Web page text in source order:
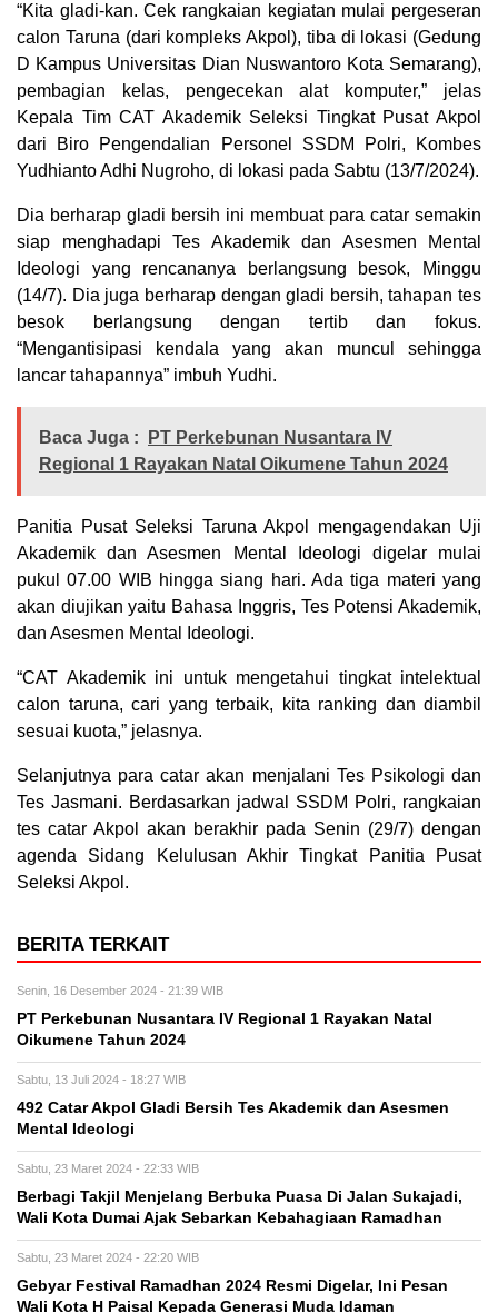
“Kita gladi-kan. Cek rangkaian kegiatan mulai pergeseran
calon Taruna (dari kompleks Akpol), tiba di lokasi (Gedung
D Kampus Universitas Dian Nuswantoro Kota Semarang),
pembagian kelas, pengecekan alat komputer,” jelas
Kepala Tim CAT Akademik Seleksi Tingkat Pusat Akpol
dari Biro Pengendalian Personel SSDM Polri, Kombes
Yudhianto Adhi Nugroho, di lokasi pada Sabtu (13/7/2024).
Dia berharap gladi bersih ini membuat para catar semakin
siap menghadapi Tes Akademik dan Asesmen Mental
Ideologi yang rencananya berlangsung besok, Minggu
(14/7). Dia juga berharap dengan gladi bersih, tahapan tes
besok berlangsung dengan tertib dan fokus.
“Mengantisipasi kendala yang akan muncul sehingga
lancar tahapannya” imbuh Yudhi.
Baca Juga :
PT Perkebunan Nusantara IV
Regional 1 Rayakan Natal Oikumene Tahun 2024
Panitia Pusat Seleksi Taruna Akpol mengagendakan Uji
Akademik dan Asesmen Mental Ideologi digelar mulai
pukul 07.00 WIB hingga siang hari. Ada tiga materi yang
akan diujikan yaitu Bahasa Inggris, Tes Potensi Akademik,
dan Asesmen Mental Ideologi.
“CAT Akademik ini untuk mengetahui tingkat intelektual
calon taruna, cari yang terbaik, kita ranking dan diambil
sesuai kuota,” jelasnya.
Selanjutnya para catar akan menjalani Tes Psikologi dan
Tes Jasmani. Berdasarkan jadwal SSDM Polri, rangkaian
tes catar Akpol akan berakhir pada Senin (29/7) dengan
agenda Sidang Kelulusan Akhir Tingkat Panitia Pusat
Seleksi Akpol.
BERITA TERKAIT
Senin, 16 Desember 2024 - 21:39 WIB
PT Perkebunan Nusantara IV Regional 1 Rayakan Natal
Oikumene Tahun 2024
Sabtu, 13 Juli 2024 - 18:27 WIB
492 Catar Akpol Gladi Bersih Tes Akademik dan Asesmen
Mental Ideologi
Sabtu, 23 Maret 2024 - 22:33 WIB
Berbagi Takjil Menjelang Berbuka Puasa Di Jalan Sukajadi,
Wali Kota Dumai Ajak Sebarkan Kebahagiaan Ramadhan
Sabtu, 23 Maret 2024 - 22:20 WIB
Gebyar Festival Ramadhan 2024 Resmi Digelar, Ini Pesan
Wali Kota H Paisal Kepada Generasi Muda Idaman